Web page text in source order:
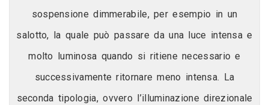
sospensione dimmerabile, per esempio in un
salotto, la quale può passare da una luce intensa e
molto luminosa quando si ritiene necessario e
successivamente ritornare meno intensa. La
seconda tipologia, ovvero l’illuminazione direzionale